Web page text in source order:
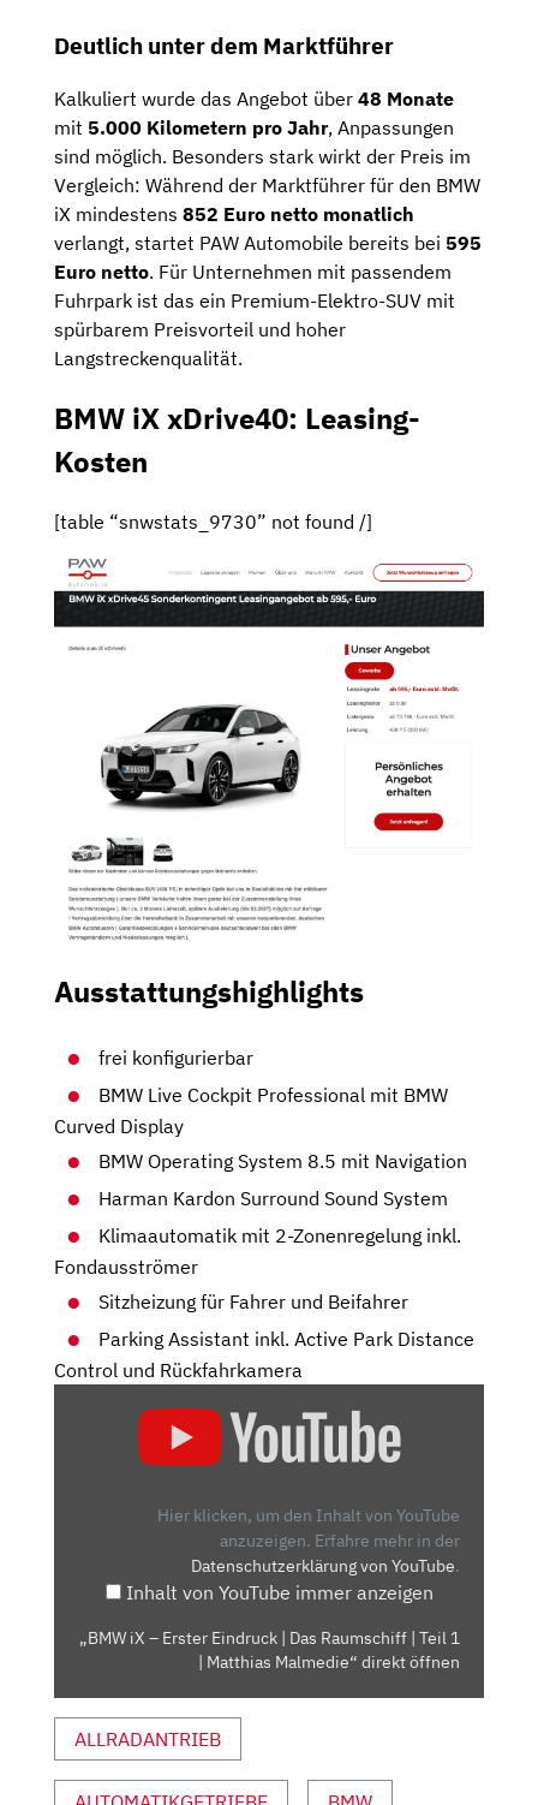
Deutlich unter dem Marktführer
Kalkuliert wurde das Angebot über 48 Monate
mit 5.000 Kilometern pro Jahr, Anpassungen
sind möglich. Besonders stark wirkt der Preis im
Vergleich: Während der Marktführer für den BMW
iX mindestens 852 Euro netto monatlich
verlangt, startet PAW Automobile bereits bei 595
Euro netto. Für Unternehmen mit passendem
Fuhrpark ist das ein Premium-Elektro-SUV mit
spürbarem Preisvorteil und hoher
Langstreckenqualität.
BMW iX xDrive40: Leasing-
Kosten
[table “snwstats_9730” not found /]
Ausstattungshighlights
frei konfigurierbar
BMW Live Cockpit Professional mit BMW
Curved Display
BMW Operating System 8.5 mit Navigation
Harman Kardon Surround Sound System
Klimaautomatik mit 2-Zonenregelung inkl.
Fondausströmer
Sitzheizung für Fahrer und Beifahrer
Parking Assistant inkl. Active Park Distance
Control und Rückfahrkamera
RAUMSCHIFF
|
MATTHIAS
VON
Hier klicken, um den Inhalt von YouTube
anzuzeigen. Erfahre mehr in der
Datenschutzerklärung von YouTube.
Inhalt von YouTube immer anzeigen
„BMW iX – Erster Eindruck | Das Raumschiff | Teil 1
| Matthias Malmedie“ direkt öffnen
ALLRADANTRIEB